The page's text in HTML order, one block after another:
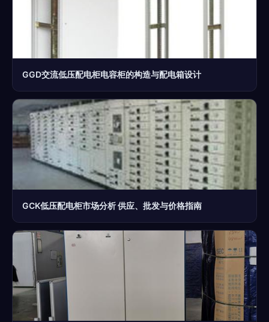
GGD交流低压配电柜电容柜的构造与配电箱设计
GCK低压配电柜市场分析 供应、批发与价格指南